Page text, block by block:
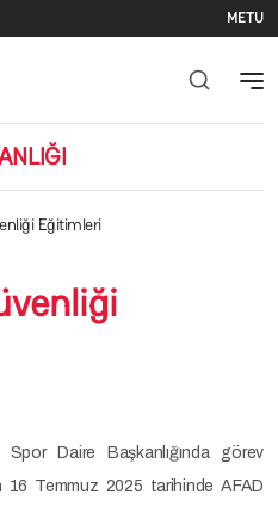
METU
Eğitimleri
Daire Başkanlığında görev
Temmuz 2025 tarihinde AFAD